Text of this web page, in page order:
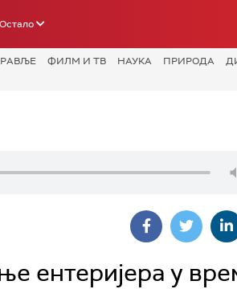
Остало
ФИЛМ И ТВ НАУКА ПРИРОДА
ентеријера у